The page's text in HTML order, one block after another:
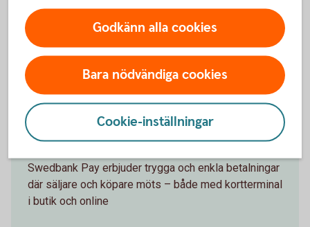
Med rätt betallösning blir det enklare att ta betalt, hålla
ordning på betalningarna och få en bättre överblick över
företagets ekonomi.
Swedbank Pay – ta betalt i
butik och online
Swedbank Pay erbjuder trygga och enkla betalningar
där säljare och köpare möts – både med kortterminal
i butik och online
Godkänn alla cookies
Bara nödvändiga cookies
Cookie-inställningar